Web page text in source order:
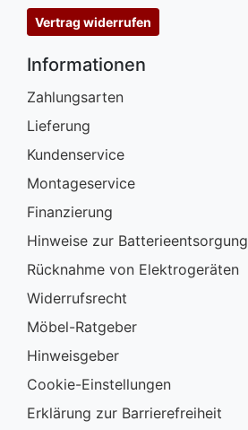
Vertrag widerrufen
Informationen
Zahlungsarten
Lieferung
Kundenservice
Montageservice
Finanzierung
Hinweise zur Batterieentsorgung
Rücknahme von Elektrogeräten
Widerrufsrecht
Möbel-Ratgeber
Hinweisgeber
Cookie-Einstellungen
Erklärung zur Barrierefreiheit